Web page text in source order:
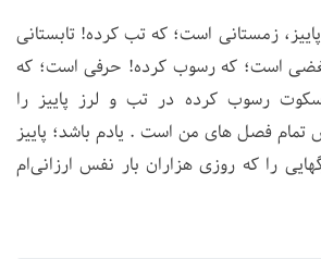
ﺯﻣﺴﺘﺎﻧﯽ ﺍﺳﺖ؛ ﮐﻪ ﺗﺐ ﮐﺮﺩﻩ! ﺗﺎﺑﺴﺘﺎﻧﯽ
ﺍﺳﺖ؛ ﮐﻪ ﺭﺳﻮﺏ ﮐﺮﺩﻩ! ﺣﺮﻓﯽ ﺍﺳﺖ؛ ﮐﻪ
ﺭﺳﻮﺏ ﮐﺮﺩﻩ ﺩﺭ ﺗﺐ ﻭ ﻟﺮﺯ ﭘﺎﯾﯿﺰ ﺭﺍ
ﺗﻤﺎﻡ ﻓﺼﻞ ﻫﺎﯼ ﻣﻦ ﺍﺳﺖ . ﯾﺎﺩﻡ ﺑﺎﺷﺪ؛ ﭘﺎﯾﯿﺰ
ﺭﺍ ﮐﻪ ﺭﻭﺯﯼ ﻫﺰﺍﺭﺍﻥ ﺑﺎﺭ ﻧﻔﺲ ﺍﺭﺯﺍﻧﯽ‌ﺍﻡ